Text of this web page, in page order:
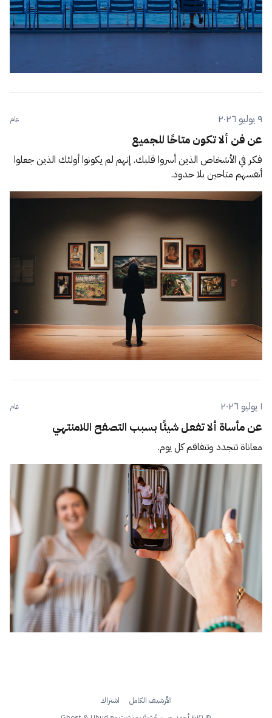
٩ يوليو ٢٠٢٦ عام
عن فن ألا تكون متاحًا للجميع
فكر في الأشخاص الذين أسروا قلبك. إنهم لم يكونوا أولئك الذين جعلوا
أنفسهم متاحين بلا حدود.
١ يوليو ٢٠٢٦ عام
عن مأساة ألا تفعل شيئًا بسبب التصفح اللامنتهي
معاناة تتجدد وتتفاقم كل يوم.
الأرشيف الكامل
اشتراك